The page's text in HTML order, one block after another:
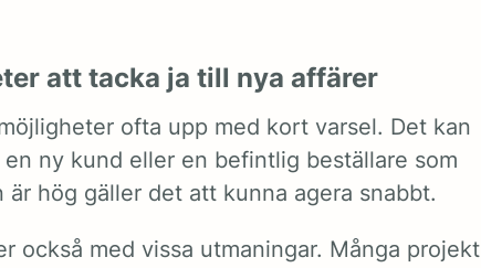
att tacka ja till nya affärer
ofta upp med kort varsel. Det kan
ny kund eller en befintlig beställare som
hög gäller det att kunna agera snabbt.
också med vissa utmaningar. Många projekt